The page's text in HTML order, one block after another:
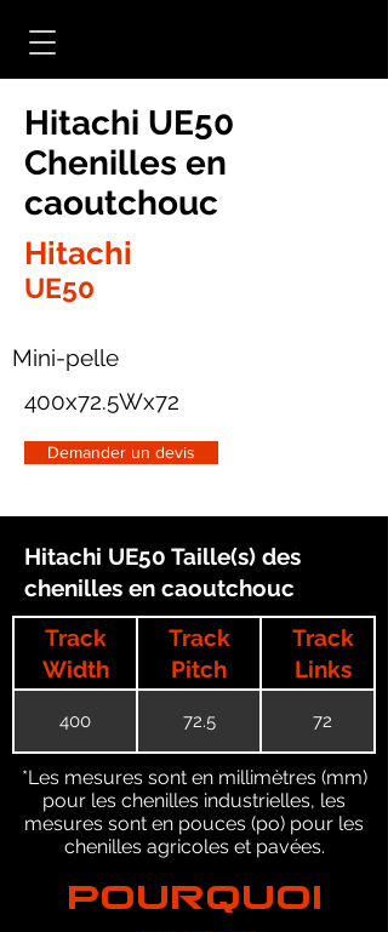
Hitachi UE50
Chenilles en
caoutchouc
Hitachi
UE50
Mini-pelle
400x72.5Wx72
Demander un devis
Hitachi UE50 Taille(s) des
chenilles en caoutchouc
Track
Width
Track
Pitch
Track
Links
400 72.5 72
*Les mesures sont en millimètres (mm)
pour les chenilles industrielles, les
mesures sont en pouces (po) pour les
chenilles agricoles et pavées.
POURQUOI